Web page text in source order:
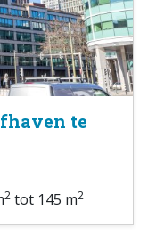
te
2 tot 145 m2